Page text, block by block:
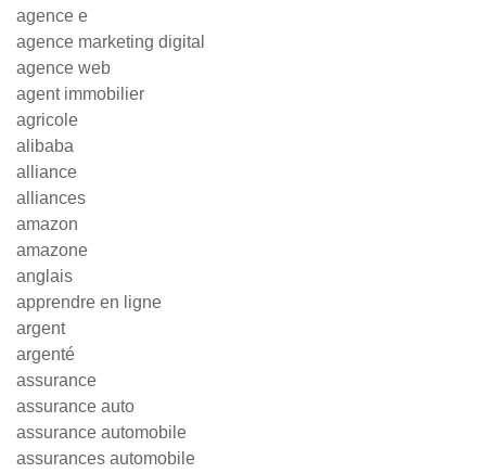
agence e
agence marketing digital
agence web
agent immobilier
agricole
alibaba
alliance
alliances
amazon
amazone
anglais
apprendre en ligne
argent
argenté
assurance
assurance auto
assurance automobile
assurances automobile